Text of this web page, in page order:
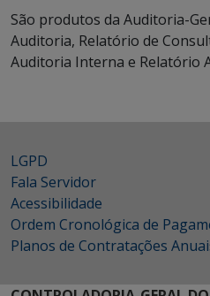
São produtos da Auditoria-
Auditoria, Relatório de
Auditoria Interna e Relatório
LGPD
Fala Servidor
Acessibilidade
Ordem Cronológica de
Planos de Contratações